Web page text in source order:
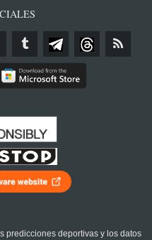
predicciones deportivas y los datos